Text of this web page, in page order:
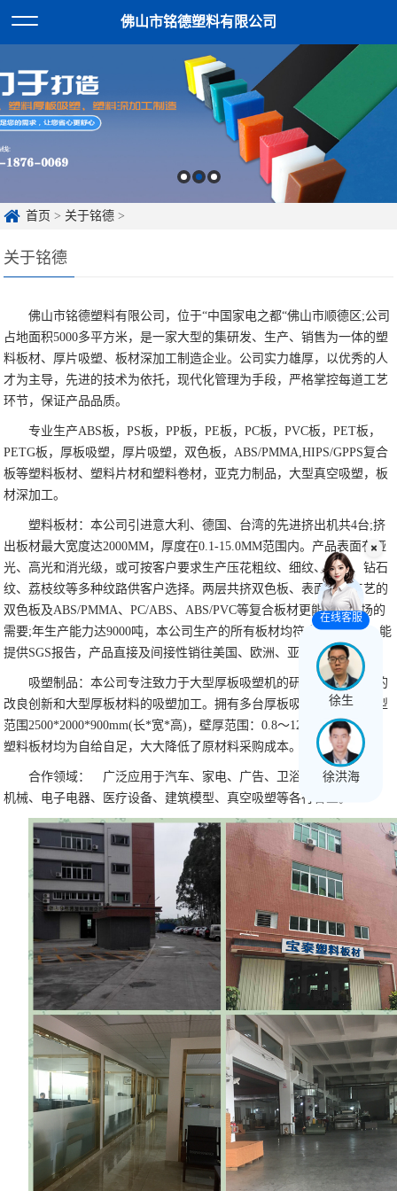
佛山市铭德塑料有限公司
首页 > 关于铭德 >
关于铭德
佛山市铭德塑料有限公司，位于“中国家电之都“佛山市顺德区;公司
占地面积5000多平方米，是一家大型的集研发、生产、销售为一体的塑
料板材、厚片吸塑、板材深加工制造企业。公司实力雄厚，以优秀的人
才为主导，先进的技术为依托，现代化管理为手段，严格掌控每道工艺
环节，保证产品品质。
专业生产ABS板，PS板，PP板，PE板，PC板，PVC板，PET板，
PETG板，厚板吸塑，厚片吸塑，双色板，ABS/PMMA,HIPS/GPPS复合
板等塑料板材、塑料片材和塑料卷材，亚克力制品，大型真空吸塑，板
材深加工。
塑料板材：本公司引进意大利、德国、台湾的先进挤出机共4台;挤
出板材最大宽度达2000MM，厚度在0.1-15.0MM范围内。产品表面有哑
光、高光和消光级，或可按客户要求生产压花粗纹、细纹、磨砂、钻石
纹、荔枝纹等多种纹路供客户选择。两层共挤双色板、表面复膜工艺的
双色板及ABS/PMMA、PC/ABS、ABS/PVC等复合板材更能符合市场的
需要;年生产能力达9000吨，本公司生产的所有板材均符合环保标准，能
提供SGS报告，产品直接及间接性销往美国、欧洲、亚洲等其它国家。
吸塑制品：本公司专注致力于大型厚板吸塑机的研发、生产工艺的
改良创新和大型厚板材料的吸塑加工。拥有多台厚板吸塑机，最大成型
范围2500*2000*900mm(长*宽*高)，壁厚范围：0.8～12mm。吸塑所用
塑料板材均为自给自足，大大降低了原材料采购成本。
合作领域： 广泛应用于汽车、家电、广告、卫浴、玩具、箱包、
机械、电子电器、医疗设备、建筑模型、真空吸塑等各行各业。
在线客服
徐生
徐洪海